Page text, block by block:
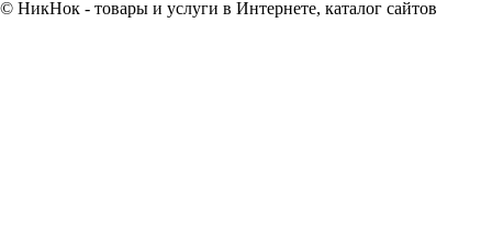
© НикНок - товары и услуги в Интернете, каталог сайтов